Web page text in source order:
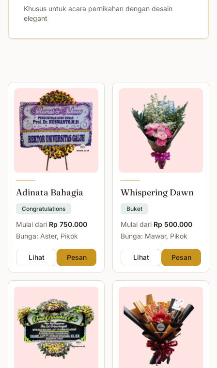
Khusus untuk acara pernikahan dengan desain
elegant
Adinata Bahagia
Congratulations
Mulai dari Rp 750.000
Bunga: Aster, Pikok
Lihat Pesan
Whispering Dawn
Buket
Mulai dari Rp 500.000
Bunga: Mawar, Pikok
Lihat Pesan